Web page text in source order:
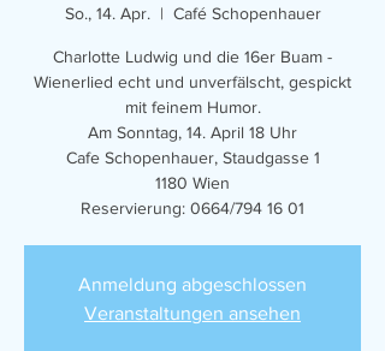
So., 14. Apr.
  |
Café Schopenhauer
Charlotte Ludwig und die 16er Buam -
Wienerlied echt und unverfälscht, gespickt
mit feinem Humor.
Am Sonntag, 14. April 18 Uhr
Cafe Schopenhauer, Staudgasse 1
1180 Wien
Reservierung: 0664/794 16 01
Anmeldung abgeschlossen
Veranstaltungen ansehen